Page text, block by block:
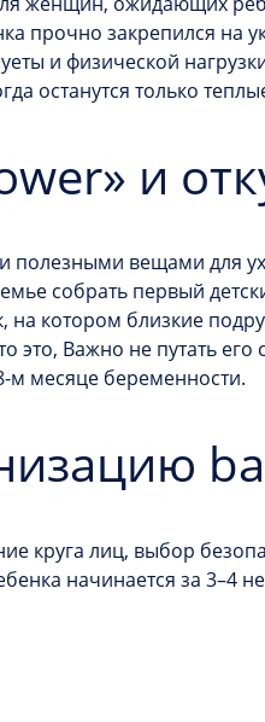
прочно закрепился на
и физической
останутся только
и
вещами для
собрать первый
на котором близкие
это, Важно не путать
м месяце беременности.
круга лиц, выбор
начинается за 3–4